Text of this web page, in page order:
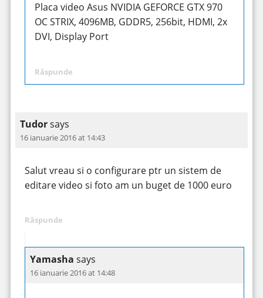
Placa video Asus NVIDIA GEFORCE GTX 970
OC STRIX, 4096MB, GDDR5, 256bit, HDMI, 2x
DVI, Display Port
Răspunde
Tudorsays
16 ianuarie 2016 at 14:43
Salut vreau si o configurare ptr un sistem de
editare video si foto am un buget de 1000 euro
Răspunde
Yamasha says
16 ianuarie 2016 at 14:48